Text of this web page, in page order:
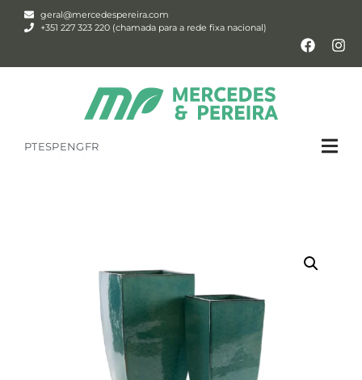
geral@mercedespereira.com
+351 227 323 220 (chamada para a rede fixa nacional)
PTESPENGFR